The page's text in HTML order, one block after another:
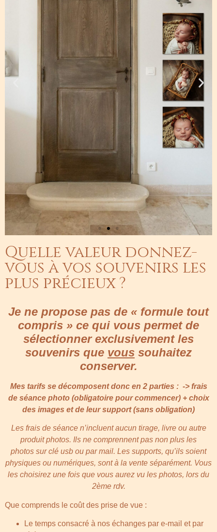
Quelle valeur donnez-
vous à vos souvenirs les
plus précieux ?
Je ne propose pas de « formule tout
compris » ce qui vous permet de
sélectionnerexclusivement les
souvenirs que vous souhaitez
conserver.
Mes tarifs se décomposent donc en 2 parties : -> frais
de séance photo (obligatoire pour commencer) + choix
des images et de leur support (sans obligation)
Les frais de séance n’incluent aucun tirage, livre ou autre
produit photos. Ils ne comprennent pas non plus les
photos sur clé usb ou par mail. Les supports, qu’ils soient
physiques ou numériques, sont à la vente séparément. Vous
les choisirez une fois que vous aurez vu les photos, lors du
2ème rdv.
Que comprends le coût des prise de vue :
Le temps consacré à nos échanges par e-mail et par